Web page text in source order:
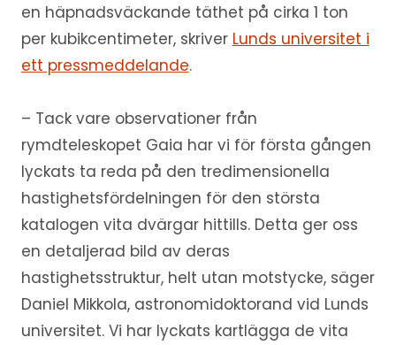
en häpnadsväckande täthet på cirka 1 ton
per kubikcentimeter, skriver Lunds universitet i
ett pressmeddelande.
– Tack vare observationer från
rymdteleskopet Gaia har vi för första gången
lyckats ta reda på den tredimensionella
hastighetsfördelningen för den största
katalogen vita dvärgar hittills. Detta ger oss
en detaljerad bild av deras
hastighetsstruktur, helt utan motstycke, säger
Daniel Mikkola, astronomidoktorand vid Lunds
universitet. Vi har lyckats kartlägga de vita